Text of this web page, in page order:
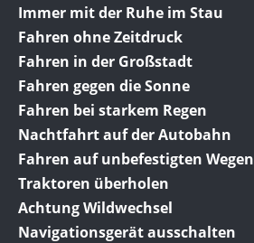
Immer mit der Ruhe im Stau
Fahren ohne Zeitdruck
Fahren in der Großstadt
Fahren gegen die Sonne
Fahren bei starkem Regen
Nachtfahrt auf der Autobahn
Fahren auf unbefestigten Wegen
Traktoren überholen
Achtung Wildwechsel
Navigationsgerät ausschalten